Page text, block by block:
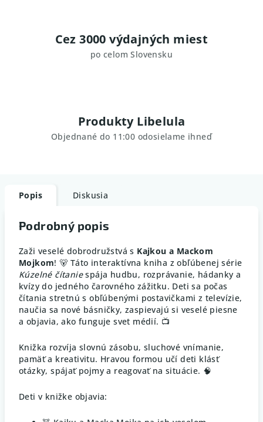
Cez 3000 výdajných miest
po celom Slovensku
Produkty Libelula
Objednané do 11:00 odosielame ihneď
Popis Diskusia
Podrobný popis
Zaži veselé dobrodružstvá s Kajkou a Mackom
Mojkom! 🐻 Táto interaktívna kniha z obľúbenej série
Kúzelné čítaniespája hudbu, rozprávanie, hádanky a
kvízy do jedného čarovného zážitku. Deti sa počas
čítania stretnú s obľúbenými postavičkami z televízie,
naučia sa nové básničky, zaspievajú si veselé piesne
a objavia, ako funguje svet médií. 📺
Knižka rozvíja slovnú zásobu, sluchové vnímanie,
pamäť a kreativitu. Hravou formou učí deti klásť
otázky, spájať pojmy a reagovať na situácie. 🧠
Deti v knižke objavia: